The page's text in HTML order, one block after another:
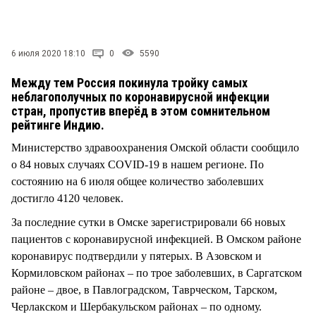
6 июля 2020 18:10 0 5590
Между тем Россия покинула тройку самых
неблагополучных по коронавирусной инфекции
стран, пропустив вперёд в этом сомнительном
рейтинге Индию.
Министерство здравоохранения Омской области сообщило
о 84 новых случаях COVID-19 в нашем регионе. По
состоянию на 6 июля общее количество заболевших
достигло 4120 человек.
За последние сутки в Омске зарегистрировали 66 новых
пациентов с коронавирусной инфекцией. В Омском районе
коронавирус подтвердили у пятерых. В Азовском и
Кормиловском районах – по трое заболевших, в Саргатском
районе – двое, в Павлоградском, Таврческом, Тарском,
Черлакском и Шербакульском районах – по одному.